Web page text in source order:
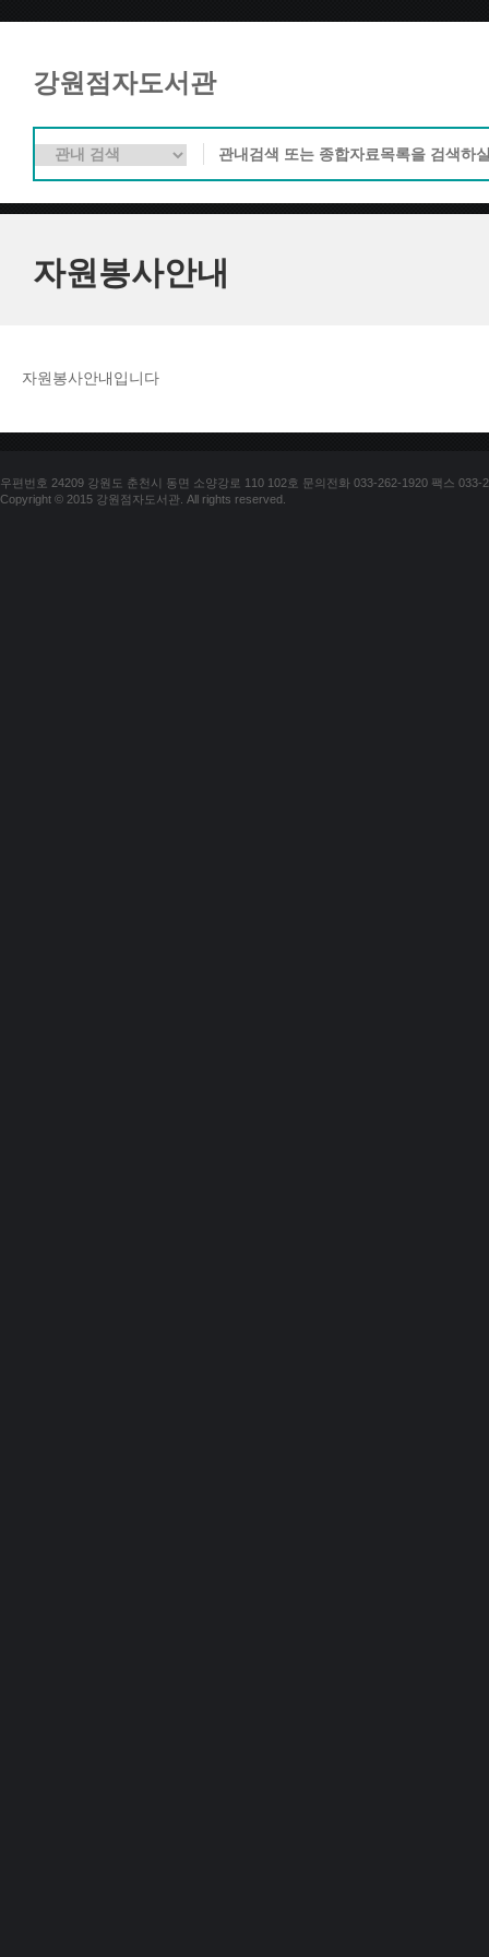
강원점자도서관
자원봉사안내
자원봉사안내입니다
우편번호 24209 강원도 춘천시 동면 소양강로 110 102호 문의전화 033-262-1920 팩스 033-
Copyright © 2015 강원점자도서관. All rights reserved.